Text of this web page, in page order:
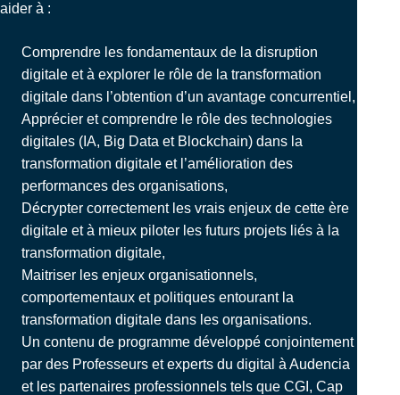
aider à :
Comprendre les fondamentaux de la disruption
digitale et à explorer le rôle de la transformation
digitale dans l’obtention d’un avantage concurrentiel,
Apprécier et comprendre le rôle des technologies
digitales (IA, Big Data et Blockchain) dans la
transformation digitale et l’amélioration des
performances des organisations,
Décrypter correctement les vrais enjeux de cette ère
digitale et à mieux piloter les futurs projets liés à la
transformation digitale,
Maitriser les enjeux organisationnels,
comportementaux et politiques entourant la
transformation digitale dans les organisations.
Un contenu de programme développé conjointement
par des Professeurs et experts du digital à Audencia
et les partenaires professionnels tels que CGI, Cap